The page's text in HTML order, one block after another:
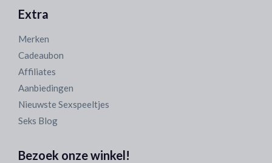
Extra
Merken
Cadeaubon
Affiliates
Aanbiedingen
Nieuwste Sexspeeltjes
Seks Blog
Bezoek onze winkel!